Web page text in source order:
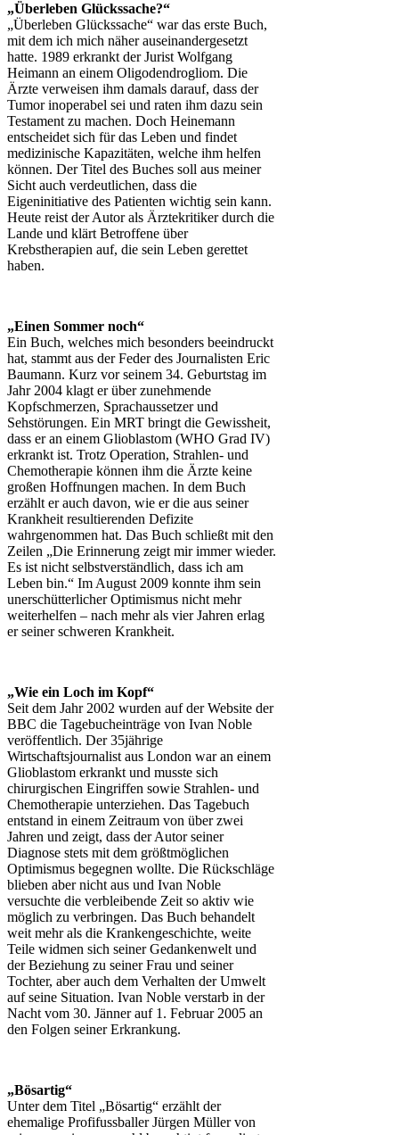
„Überleben Glückssache?“
„Überleben Glückssache“ war das erste Buch,
mit dem ich mich näher auseinandergesetzt
hatte. 1989 erkrankt der Jurist Wolfgang
Heimann an einem Oligodendrogliom. Die
Ärzte verweisen ihm damals darauf, dass der
Tumor inoperabel sei und raten ihm dazu sein
Testament zu machen. Doch Heinemann
entscheidet sich für das Leben und findet
medizinische Kapazitäten, welche ihm helfen
können. Der Titel des Buches soll aus meiner
Sicht auch verdeutlichen, dass die
Eigeninitiative des Patienten wichtig sein kann.
Heute reist der Autor als Ärztekritiker durch die
Lande und klärt Betroffene über
Krebstherapien auf, die sein Leben gerettet
haben.
„Einen Sommer noch“
Ein Buch, welches mich besonders beeindruckt
hat, stammt aus der Feder des Journalisten Eric
Baumann. Kurz vor seinem 34. Geburtstag im
Jahr 2004 klagt er über zunehmende
Kopfschmerzen, Sprachaussetzer und
Sehstörungen. Ein MRT bringt die Gewissheit,
dass er an einem Glioblastom (WHO Grad IV)
erkrankt ist. Trotz Operation, Strahlen- und
Chemotherapie können ihm die Ärzte keine
großen Hoffnungen machen. In dem Buch
erzählt er auch davon, wie er die aus seiner
Krankheit resultierenden Defizite
wahrgenommen hat. Das Buch schließt mit den
Zeilen „Die Erinnerung zeigt mir immer wieder.
Es ist nicht selbstverständlich, dass ich am
Leben bin.“ Im August 2009 konnte ihm sein
unerschütterlicher Optimismus nicht mehr
weiterhelfen – nach mehr als vier Jahren erlag
er seiner schweren Krankheit.
„Wie ein Loch im Kopf“
Seit dem Jahr 2002 wurden auf der Website der
BBC die Tagebucheinträge von Ivan Noble
veröffentlich. Der 35jährige
Wirtschaftsjournalist aus London war an einem
Glioblastom erkrankt und musste sich
chirurgischen Eingriffen sowie Strahlen- und
Chemotherapie unterziehen. Das Tagebuch
entstand in einem Zeitraum von über zwei
Jahren und zeigt, dass der Autor seiner
Diagnose stets mit dem größtmöglichen
Optimismus begegnen wollte. Die Rückschläge
blieben aber nicht aus und Ivan Noble
versuchte die verbleibende Zeit so aktiv wie
möglich zu verbringen. Das Buch behandelt
weit mehr als die Krankengeschichte, weite
Teile widmen sich seiner Gedankenwelt und
der Beziehung zu seiner Frau und seiner
Tochter, aber auch dem Verhalten der Umwelt
auf seine Situation. Ivan Noble verstarb in der
Nacht vom 30. Jänner auf 1. Februar 2005 an
den Folgen seiner Erkrankung.
„Bösartig“
Unter dem Titel „Bösartig“ erzählt der
ehemalige Profifussballer Jürgen Müller von